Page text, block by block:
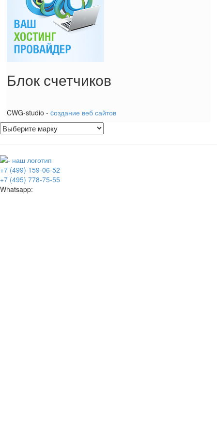
Блок счетчиков
CWG-studio - cоздание веб сайтов
+7 (499) 159-06-52
+7 (495) 778-75-55
Whatsapp: